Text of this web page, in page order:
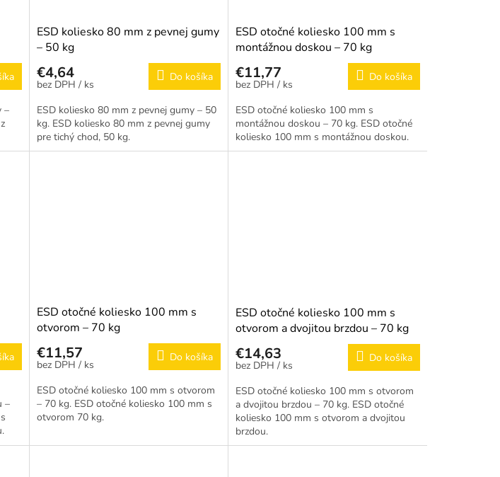
–
ESD koliesko 80 mm z pevnej gumy
– 50 kg
€4,64
/ ks
Do košíka
ESD koliesko 80 mm z pevnej gumy – 50
kg. ESD koliesko 80 mm z pevnej gumy
pre tichý chod, 50 kg.
ESD otočné koliesko 100 mm s
montážnou doskou – 70 kg
€11,77
/ ks
Do košíka
ESD otočné koliesko 100 mm s
montážnou doskou – 70 kg. ESD otočné
koliesko 100 mm s montážnou doskou.
–
ESD otočné koliesko 100 mm s
otvorom – 70 kg
€11,57
/ ks
Do košíka
ESD otočné koliesko 100 mm s otvorom
– 70 kg. ESD otočné koliesko 100 mm s
otvorom 70 kg.
ESD otočné koliesko 100 mm s
otvorom a dvojitou brzdou – 70 kg
€14,63
/ ks
Do košíka
ESD otočné koliesko 100 mm s otvorom
a dvojitou brzdou – 70 kg. ESD otočné
koliesko 100 mm s otvorom a dvojitou
brzdou.